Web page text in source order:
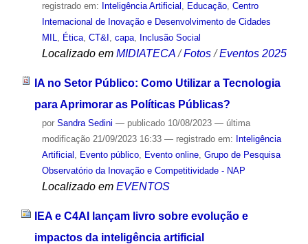
registrado em: Inteligência Artificial , Educação, Centro
Internacional de Inovação e Desenvolvimento de Cidades
MIL, Ética, CT&I , capa, Inclusão Social
Localizado em MIDIATECA /Fotos /Eventos 2025
IA no Setor Público: Como Utilizar a Tecnologia
para Aprimorar as Políticas Públicas?
por Sandra Sedini — publicado10/08/2023 — última
modificação21/09/2023 16:33 — registrado em: Inteligência
Artificial
Evento público, Evento online, Grupo de Pesquisa
Observatório da Inovação e Competitividade - NAP
Localizado em EVENTOS
IEA e C4AI lançam livro sobre evolução e
impactos da inteligência artificial